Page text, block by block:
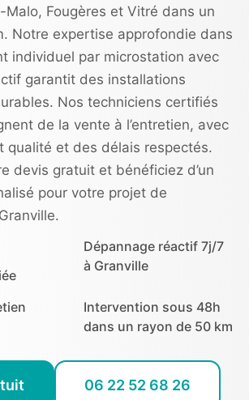
Malo, Fougères et Vitré dans un
Notre expertise approfondie dans
individuel par microstation avec
garantit des installations
Nos techniciens certifiés
de la vente à l’entretien, avec
qualité et des délais respectés.
devis gratuit et bénéficiez d’un
pour votre projet de
Dépannage réactif 7j/7
à Granville
Intervention sous 48h
dans un rayon de 50 km
06 22 52 68 26